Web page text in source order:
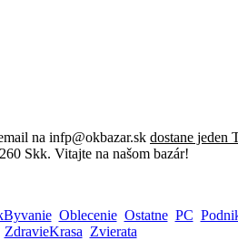
na infp@okbazar.sk dostane jeden
Skk. Vitajte na našom bazár!
Oblecenie Ostatne PC
ZdravieKrasa Zvierata